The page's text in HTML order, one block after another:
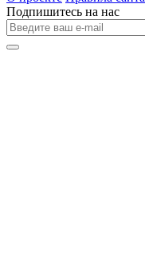
Подпишитесь на нас